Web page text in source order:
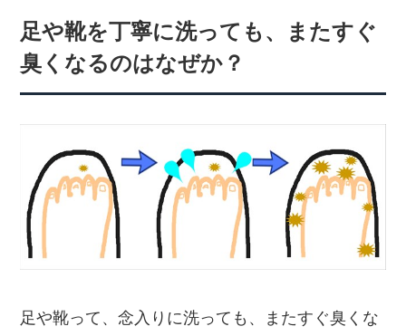
足や靴を丁寧に洗っても、またすぐ
臭くなるのはなぜか？
足や靴って、念入りに洗っても、またすぐ臭くな